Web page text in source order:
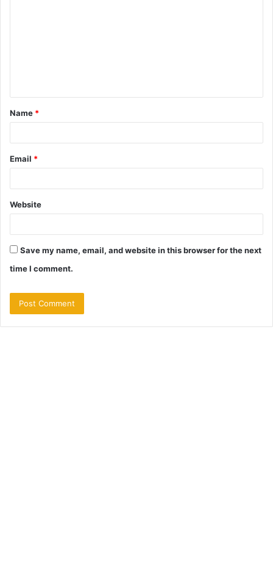
t
*
Name *
Email *
Website
Save my name, email, and website in this browser for the next
time I comment.